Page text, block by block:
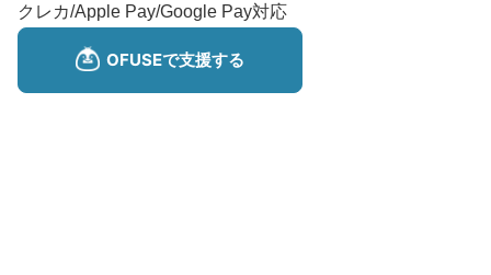
クレカ/Apple Pay/Google Pay対応